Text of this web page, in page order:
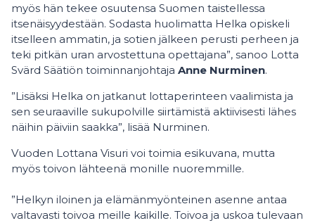
myös hän tekee osuutensa Suomen taistellessa
itsenäisyydestään. Sodasta huolimatta Helka opiskeli
itselleen ammatin, ja sotien jälkeen perusti perheen ja
teki pitkän uran arvostettuna opettajana”, sanoo Lotta
Svärd Säätiön toiminnanjohtaja Anne Nurminen.
”Lisäksi Helka on jatkanut lottaperinteen vaalimista ja
sen seuraaville sukupolville siirtämistä aktiivisesti lähes
näihin päiviin saakka”, lisää Nurminen.
Vuoden Lottana Visuri voi toimia esikuvana, mutta
myös toivon lähteenä monille nuoremmille.
”Helkyn iloinen ja elämänmyönteinen asenne antaa
valtavasti toivoa meille kaikille. Toivoa ja uskoa tulevaan